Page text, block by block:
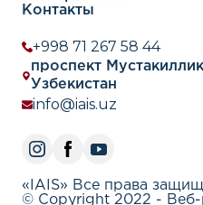
Контакты
+998 71 267 58 44
проспект
Узбекистан
info@iais.uz
«IAIS» Все права
© Copyright 2022 - Веб-